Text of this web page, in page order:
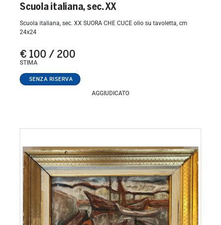
Scuola italiana, sec. XX
Scuola italiana, sec. XX SUORA CHE CUCE olio su tavoletta, cm
24x24
€ 100 / 200
STIMA
AGGIUDICATO